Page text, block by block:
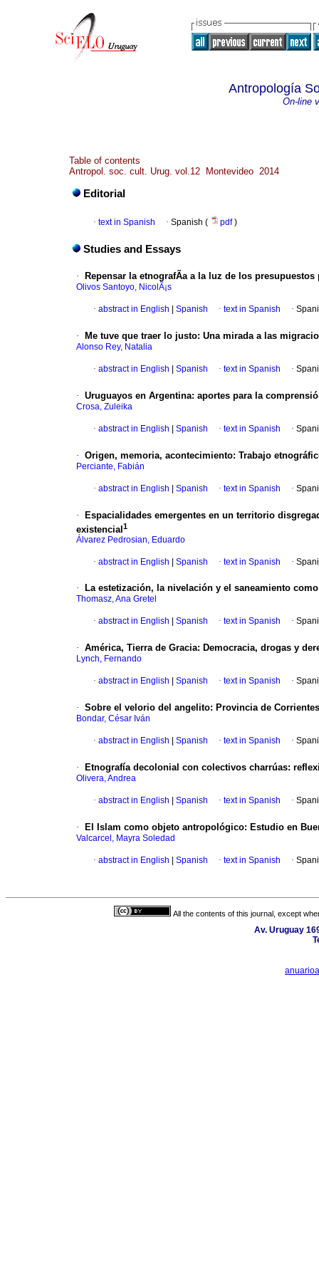
Antropología
On-line
Table of contents
Antropol. soc. cult. Urug. vol.12 Montevideo 2014
Editorial
· text in Spanish · Spanish ( pdf)
Studies and Essays
· Repensar la etnografÃ­a a la luz de los
Olivos Santoyo, NicolÃ¡s
· abstract in English Spanish · text in Spanish ·
· Me tuve que traer lo justo: Una mirada a las
Alonso Rey, Natalia
· abstract in English Spanish · text in Spanish ·
· Uruguayos en Argentina: aportes para la
Crosa, Zuleika
· abstract in English Spanish · text in Spanish ·
· Origen, memoria, acontecimiento: Trabajo
Perciante, Fabián
· abstract in English Spanish · text in Spanish ·
·
Espacialidades emergentes en un territorio
existencial 1
Álvarez Pedrosian, Eduardo
· abstract in English | Spanish · text in Spanish ·
· La estetización, la nivelación y el saneamiento
Thomasz, Ana Gretel
· abstract in English Spanish · text in Spanish ·
· América, Tierra de Gracia: Democracia, drogas y
Lynch, Fernando
· abstract in English Spanish · text in Spanish ·
· Sobre el velorio del angelito: Provincia de
Bondar, César Iván
· abstract in English Spanish · text in Spanish ·
· Etnografía decolonial con colectivos charrúas:
Olivera, Andrea
· abstract in English Spanish · text in Spanish ·
· El Islam como objeto antropológico: Estudio en
Valcarcel, Mayra Soledad
· abstract in English Spanish · text in Spanish ·
All the contents of this journal, except
Av. Uruguay